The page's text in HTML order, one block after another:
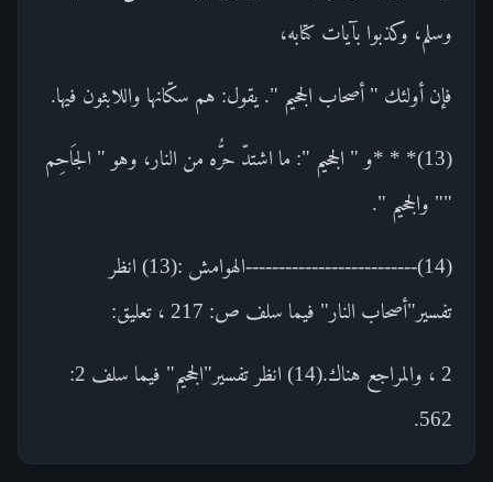
وسلم، وكذبوا بآيات كتابه،
فإن أولئك " أصحاب الجحيم ". يقول: هم سكّانها واللابثون فيها.
(13)* * *و " الجحيم ": ما اشتدّ حرُّه من النار، وهو " الجَاحِم
"" والجحيم ".
(14)--------------------------الهوامش :(13) انظر
تفسير"أصحاب النار" فيما سلف ص: 217 ، تعليق:
2 ، والمراجع هناك.(14) انظر تفسير"الجحيم" فيما سلف 2:
562.